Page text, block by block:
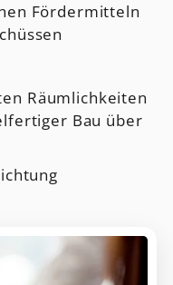
Fördermitteln
Räumlichkeiten
Bau über